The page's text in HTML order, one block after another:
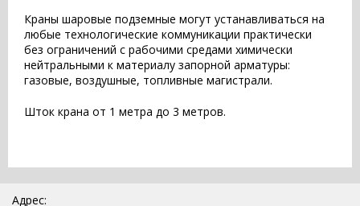
Краны шаровые подземные могут устанавливаться на
любые технологические коммуникации практически
без ограничений с рабочими средами химически
нейтральными к материалу запорной арматуры:
газовые, воздушные, топливные магистрали.
Шток крана от 1 метра до 3 метров.
Адрес: